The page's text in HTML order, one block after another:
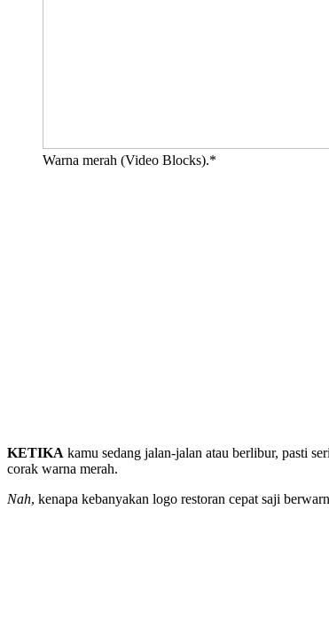
Warna merah (Video Blocks).*
KETIKA kamu sedang jalan-jalan atau berlibur, pasti
corak warna merah.
Nah, kenapa kebanyakan logo restoran cepat saji